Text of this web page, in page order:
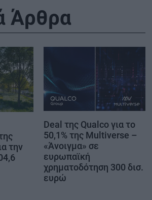
Άρθρα
την
Deal της Qualco για το
50,1% της Multiverse –
«Άνοιγμα» σε
ευρωπαϊκή
χρηματοδότηση 300 δισ.
ευρώ